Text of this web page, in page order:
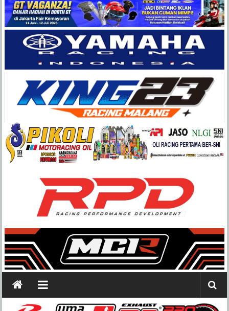
Balap
Paling
Lengkap